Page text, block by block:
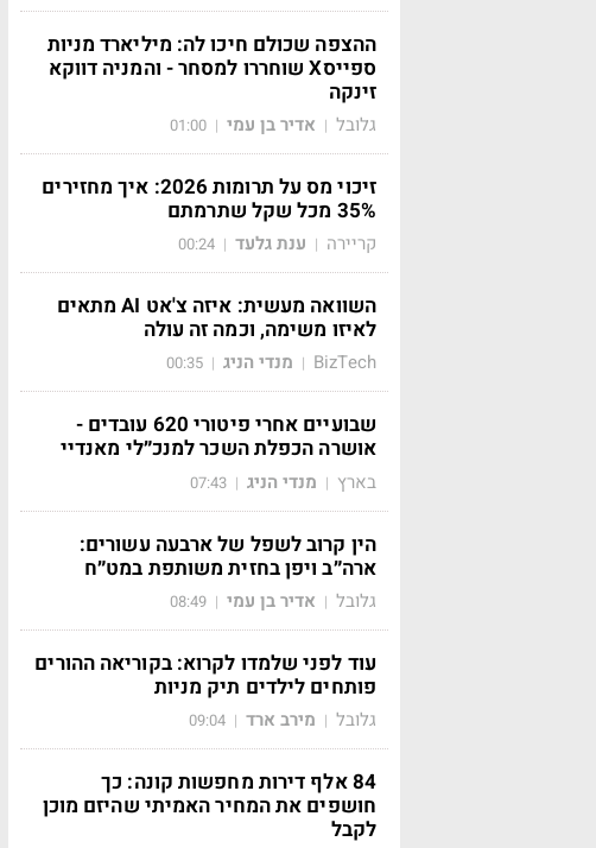
ההצפה שכולם חיכו לה: מיליארד מניות
ספייסX שוחררו למסחר - והמניה דווקא
זינקה
גלובל | אדיר בן עמי |
01:00
זיכוי מס על תרומות 2026: איך מחזירים
35% מכל שקל שתרמתם
קריירה | ענת גלעד |
00:24
השוואה מעשית: איזה צ'אט AI מתאים
לאיזו משימה, וכמה זה עולה
BizTech
| מנדי הניג |
00:35
שבועיים אחרי פיטורי 620 עובדים -
אושרה הכפלת השכר למנכ״לי מאנדיי
בארץ | מנדי הניג |
07:43
הין קרוב לשפל של ארבעה עשורים:
ארה״ב ויפן בחזית משותפת במט״ח
גלובל | אדיר בן עמי |
08:49
עוד לפני שלמדו לקרוא: בקוריאה ההורים
פותחים לילדים תיק מניות
גלובל | מירב ארד |
09:04
84 אלף דירות מחפשות קונה: כך
חושפים את המחיר האמיתי שהיזם מוכן
לקבל